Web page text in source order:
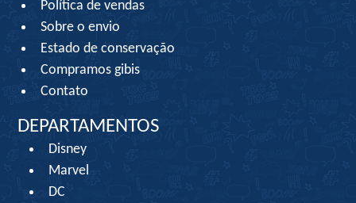
Política de vendas
Sobre o envio
Estado de conservação
Compramos gibis
Contato
DEPARTAMENTOS
Disney
Marvel
DC